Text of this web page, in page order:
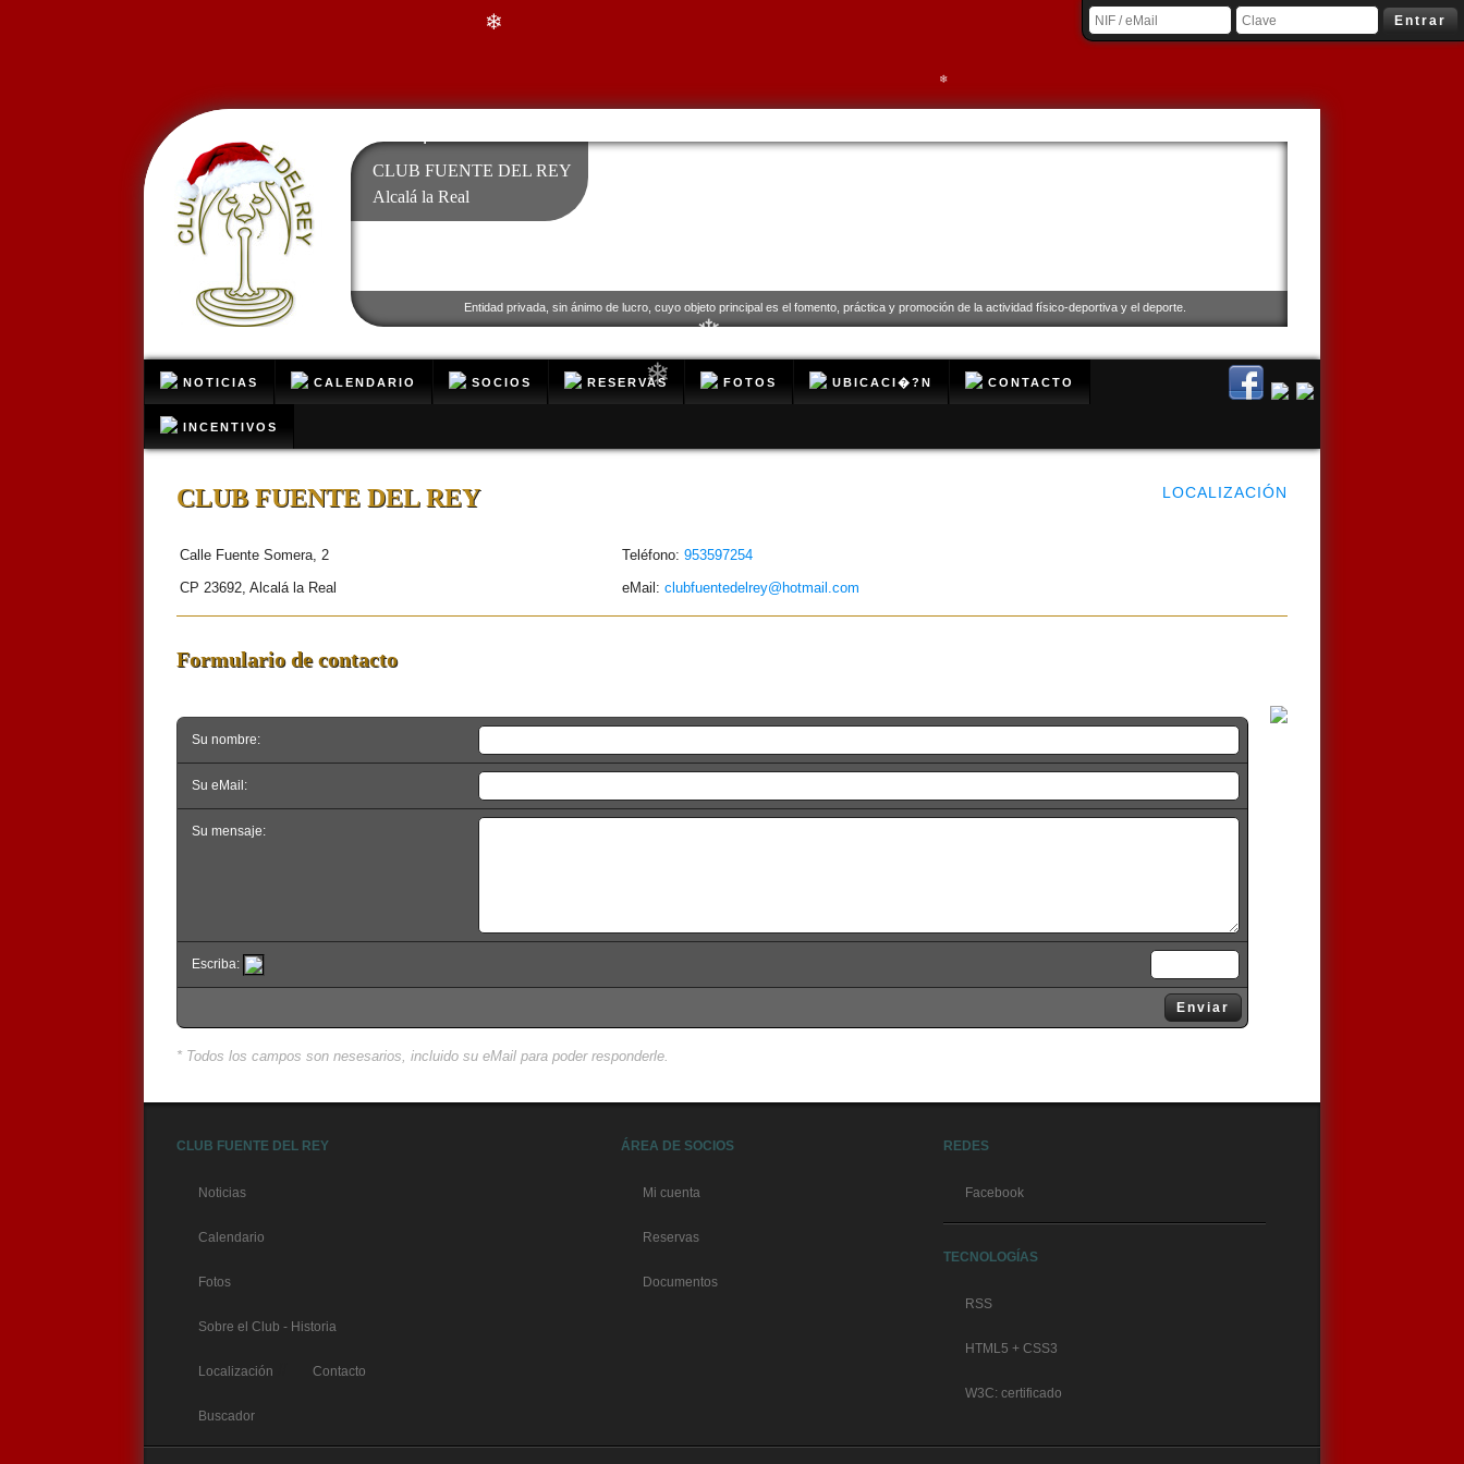
CLUB FUENTE DEL REY
Alcalá la Real
Entidad privada, sin ánimo de lucro, cuyo objeto principal es el fomento, práctica y promoción de la actividad físico-deportiva y el deporte.
Entrar
NOTICIAS CALENDARIO SOCIOS RESERVAS FOTOS UBICACI�?N CONTACTO
INCENTIVOS
LOCALIZACIÓN
CLUB FUENTE DEL REY
Calle Fuente Somera, 2
CP 23692, Alcalá la Real
Teléfono: 953597254
eMail: clubfuentedelrey@hotmail.com
Formulario de contacto
Su nombre:
Su eMail:
Su mensaje:
Escriba:
Enviar
* Todos los campos son nesesarios, incluido su eMail para poder responderle.
CLUB FUENTE DEL REY
Noticias
Calendario
Fotos
Sobre el Club - Historia
Localización Contacto
Buscador
ÁREA DE SOCIOS
Mi cuenta
Reservas
Documentos
REDES
Facebook
TECNOLOGÍAS
RSS
HTML5 + CSS3
W3C: certificado
❄
❄
❄